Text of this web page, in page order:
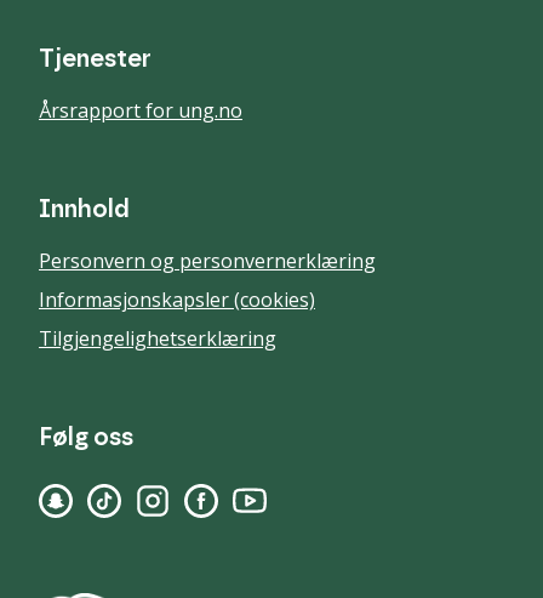
Tjenester
Årsrapport for ung.no
Innhold
Personvern og personvernerklæring
Informasjonskapsler (cookies)
Tilgjengelighetserklæring
Følg oss